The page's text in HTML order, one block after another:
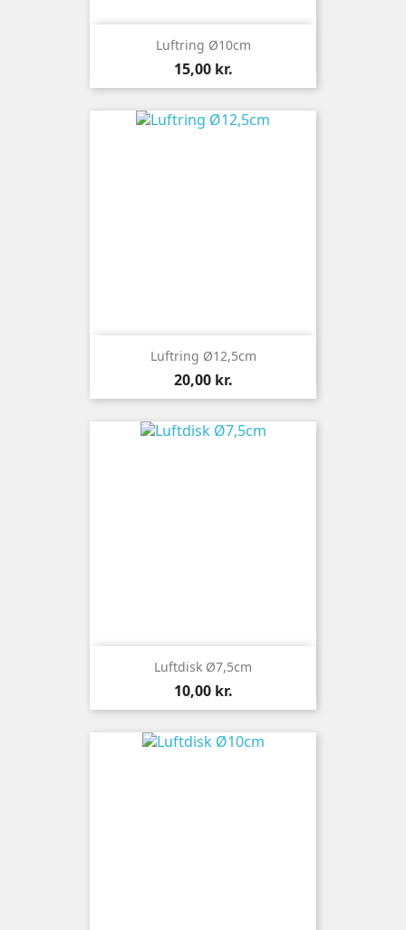
Luftring Ø10cm
Pris
15,00 kr.
Luftring Ø12,5cm
Pris
20,00 kr.
Luftdisk Ø7,5cm
Pris
10,00 kr.